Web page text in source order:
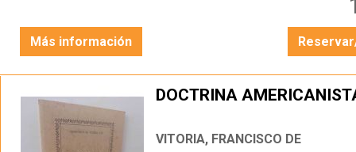
Más información
DOCTRINA
VITORIA, FRANCISCO DE